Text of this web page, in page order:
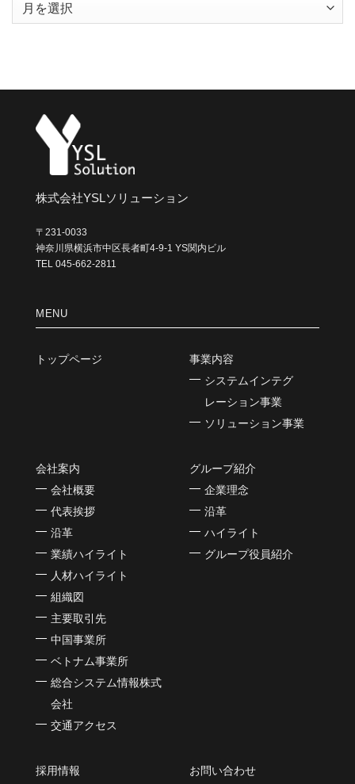
ー
ブ
株式会社YSLソリューション
〒231-0033
神奈川県横浜市中区長者町4-9-1 YS関内ビル
TEL 045-662-2811
MENU
トップページ
事業内容
システムインテグ
レーション事業
ソリューション事業
会社案内
会社概要
代表挨拶
沿革
業績ハイライト
人材ハイライト
組織図
主要取引先
中国事業所
ベトナム事業所
総合システム情報株式
会社
交通アクセス
グループ紹介
企業理念
沿革
ハイライト
グループ役員紹介
採用情報 お問い合わせ